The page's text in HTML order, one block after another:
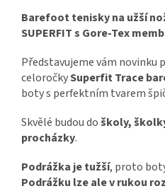
Barefoot tenisky na užší
SUPERFIT s Gore-Tex
Představujeme vám novinku
celoročkySuperfit Trace
boty s perfektním tvarem
Skvělé budou doškoly,
procházky.
Podrážka je tužší, proto
Podrážku lze ale v rukou